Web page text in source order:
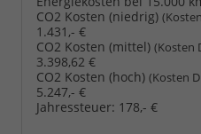
CO2 Kosten (niedrig)
1.431,- €
CO2 Kosten (mittel) (Kosten
3.398,62 €
CO2 Kosten (hoch) (Kosten
5.247,- €
Jahressteuer: 178,- €